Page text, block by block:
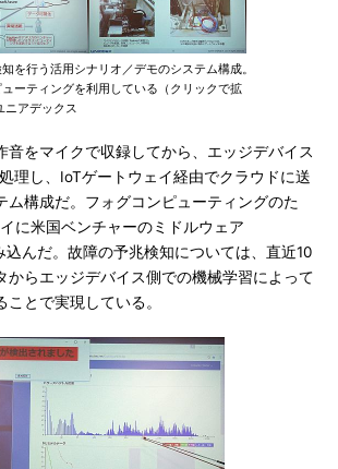
を行う活用シナリオ／デモのシステム構成。
ーティングを利用している（クリックで拡
ニアデックス
をマイクで収録してから、エッジデバイス
理し、IoTゲートウェイ経由でクラウドに送
ム構成だ。フォグコンピューティングのた
に米国ベンチャーのミドルウェア
込んだ。故障の予兆検知については、直近10
からエッジデバイス側での機械学習によって
とで実現している。